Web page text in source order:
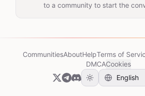
to a community to start the
CommunitiesAboutHelpTerms of
DMCACookies